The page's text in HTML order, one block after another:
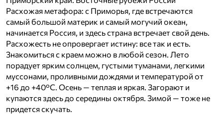
Расхожая метафора: с Приморья, где встречаются
самый большой материк и самый могучий океан,
начинается Россия, и здесь страна встречает свой день.
Расхожесть не опровергает истину: все так и есть.
Знакомиться с краем можно в любой сезон. Лето
порадует ярким солнцем, густыми туманами, легкими
муссонами, проливными дождями и температурой от
+16 до +40°С. Осень — теплая и яркая. Загорают и
купаются здесь до середины октября. Зимой — тоже не
придется скучать.